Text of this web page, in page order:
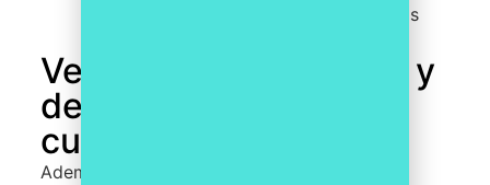
protegiendo adecuadamente los activos
Ventajas competitivas y
de rentabilidad de
cumplir con el ENS
Además de las ventajas en términos de